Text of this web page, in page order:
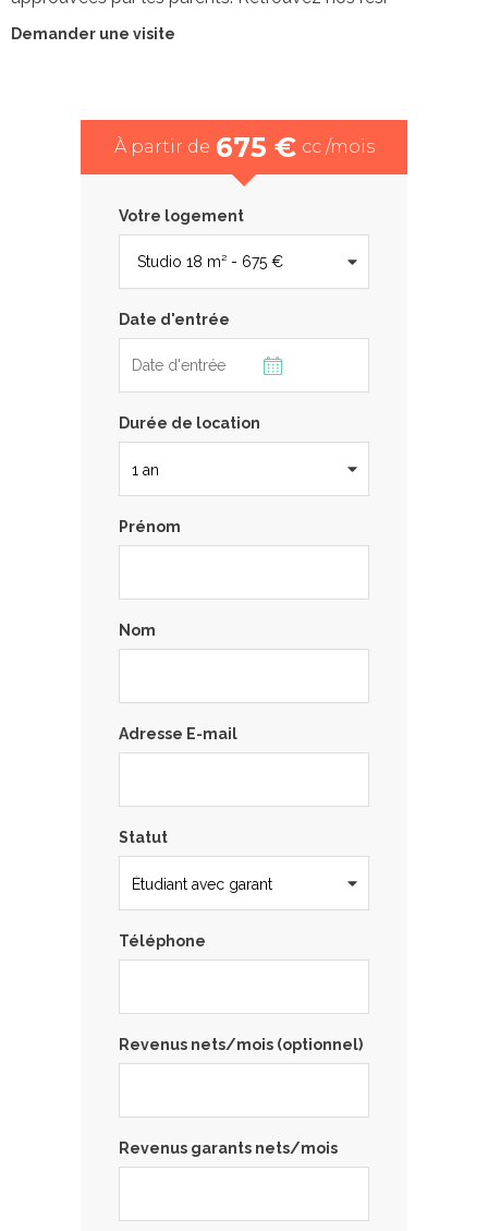
Demander une visite
À partir de 675 € cc /mois
Votre logement
Date d'entrée
Durée de location
Prénom
Nom
Adresse E-mail
Statut
Téléphone
Revenus nets/mois (optionnel)
Revenus garants nets/mois